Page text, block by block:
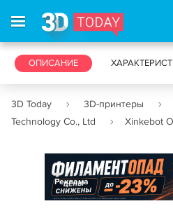
3D-ПРИНТЕРЫ 3D-
ОПИСАНИЕ
3D Today 3D-принтеры
Technology Co., Ltd
Xinkebot
Реклама